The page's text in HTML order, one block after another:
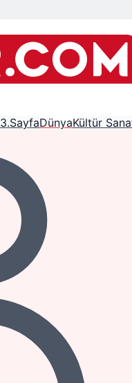
3.SayfaDünyaKültür